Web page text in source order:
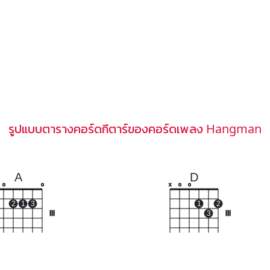
รูปแบบตารางคอร์ดกีตาร์ของคอร์ดเพลง Hangman
A
o
2 1 3
o
D
x o o
1
3
2